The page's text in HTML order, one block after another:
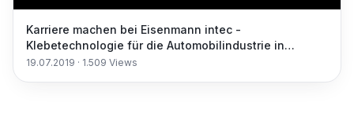
Karriere machen bei Eisenmann intec -
Klebetechnologie für die Automobilindustrie in
Erftstadt
19.07.2019 · 1.509 Views